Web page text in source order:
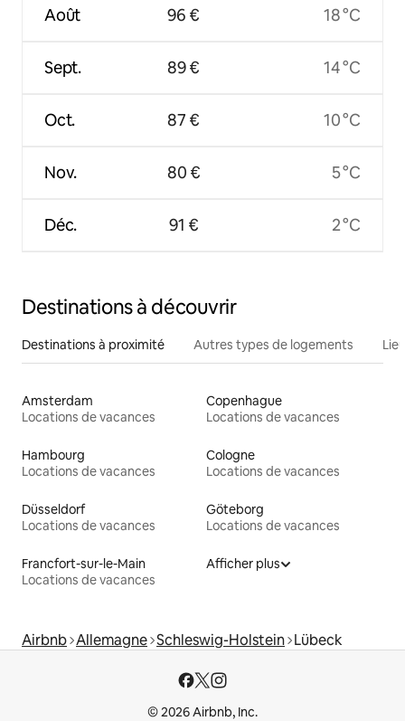
Août
Sept.
Oct.
Nov.
Déc.
96 €
89 €
87 €
80 €
91 €
18 °C
14 °C
10 °C
5 °C
2 °C
Destinations à découvrir
Destinations à proximité Autres types de logements
Amsterdam
Locations de vacances
Copenhague
Locations de vacances
Hambourg
Locations de vacances
Cologne
Locations de vacances
Düsseldorf
Locations de vacances
Göteborg
Locations de vacances
Francfort-sur-le-Main
Locations de vacances
Afficher plus
Airbnb Allemagne Schleswig-Holstein Lübeck
© 2026 Airbnb, Inc.